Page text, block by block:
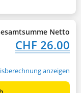
Netto
CHF 26.00
anzeigen